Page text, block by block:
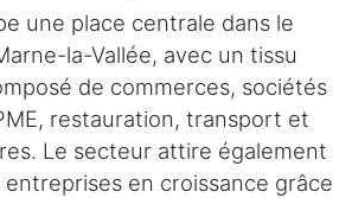
une place centrale dans le
la-Vallée, avec un tissu
de commerces, sociétés
restauration, transport et
Le secteur attire également
en croissance grâce